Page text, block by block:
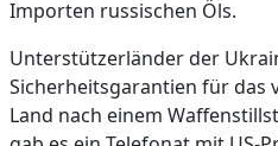
Importen russischen Öls.
Unterstützerländer der
Sicherheitsgarantien für das
Land nach einem